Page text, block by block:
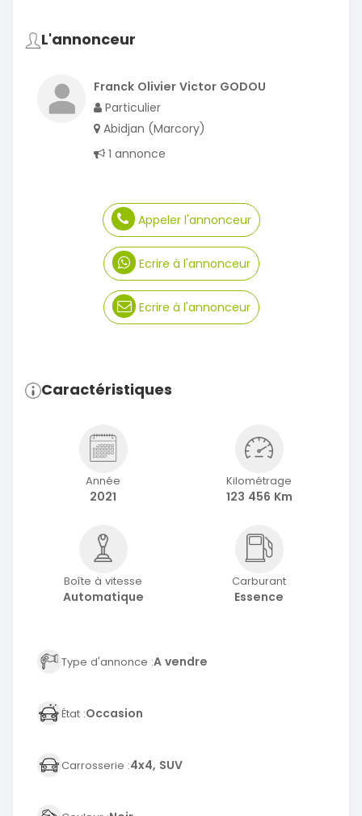
L'annonceur
Franck Olivier Victor GODOU
Particulier
Abidjan (Marcory)
1 annonce
Appeler l'annonceur
Ecrire à l'annonceur
Ecrire à l'annonceur
Caractéristiques
Année
2021
Kilométrage
123 456 Km
Boîte à vitesse
Automatique
Carburant
Essence
Type d'annonce :A vendre
État :Occasion
Carrosserie :4x4, SUV